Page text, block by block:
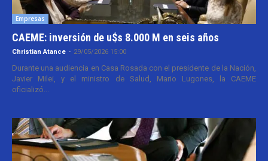
Empresas
CAEME: inversión de u$s 8.000 M en seis años
Christian Atance - 29/05/2026 15:00
Durante una audiencia en Casa Rosada con el presidente de la Nación,
Javier Milei, y el ministro de Salud, Mario Lugones, la CAEME
oficializó...